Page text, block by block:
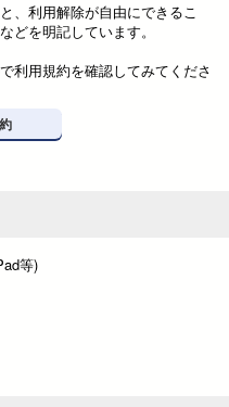
、利用解除が自由にできるこ
どを明記しています。
利用規約を確認してみてくださ
等)